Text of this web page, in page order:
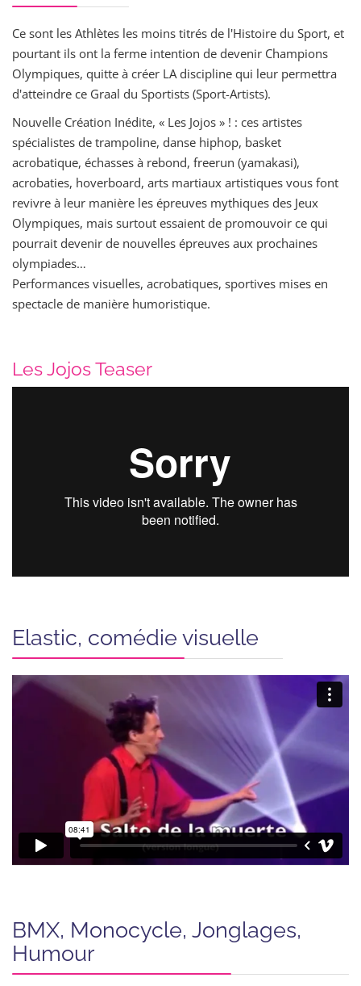
Ce sont les Athlètes les moins titrés de l'Histoire du Sport, et
pourtant ils ont la ferme intention de devenir Champions
Olympiques, quitte à créer LA discipline qui leur permettra
d'atteindre ce Graal du Sportists (Sport-Artists).
Nouvelle Création Inédite, « Les Jojos » ! : ces artistes
spécialistes de trampoline, danse hiphop, basket
acrobatique, échasses à rebond, freerun (yamakasi),
acrobaties, hoverboard, arts martiaux artistiques vous font
revivre à leur manière les épreuves mythiques des Jeux
Olympiques, mais surtout essaient de promouvoir ce qui
pourrait devenir de nouvelles épreuves aux prochaines
olympiades…
Performances visuelles, acrobatiques, sportives mises en
spectacle de manière humoristique.
Les Jojos Teaser
Elastic, comédie visuelle
BMX, Monocycle, Jonglages,
Humour